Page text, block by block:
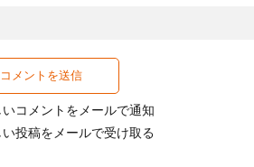
いコメントをメールで通知
い投稿をメールで受け取る